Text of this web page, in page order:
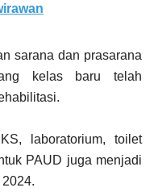
sarana dan prasarana
kelas baru telah
laboratorium, toilet
PAUD juga menjadi